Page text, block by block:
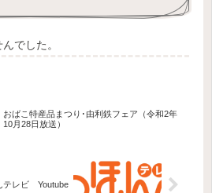
でした。
おばこ特産品まつり･由利鉄フェア（令和2年
10月28日放送）
テレビ Youtube